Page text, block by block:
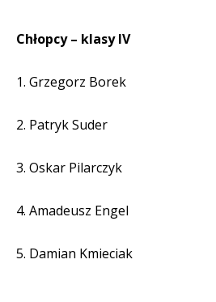
Chłopcy – klasy IV
1. Grzegorz Borek
2. Patryk Suder
3. Oskar Pilarczyk
4. Amadeusz Engel
5. Damian Kmieciak